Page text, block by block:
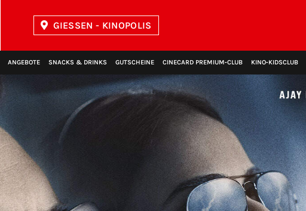
GIESSEN - KINOPOLIS
ANGEBOTE SNACKS & DRINKS GUTSCHEINE CINECARD PREMIUM‑CLUB KINO‑KIDSCLUB